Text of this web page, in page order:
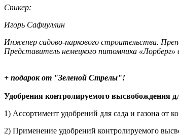
Спикер:
Игорь Сафиуллин
Инженер садово-паркового строительства.
Представитель немецкого питомника «Лорберг»
+ подарок от "Зеленой Стрелы"!
Удобрения контролируемого высвобождения
1) Ассортимент удобрений для сада и газона от
2) Применение удобрений контролируемого